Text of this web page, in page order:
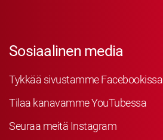
Sosiaalinen media
Tykkää sivustamme Facebookissa
Tilaa kanavamme YouTubessa
Seuraa meitä Instagram